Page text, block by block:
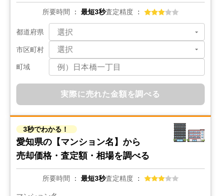
状態:更地 土地面積:295㎡
1,200 2022年12月
岐阜県各務原市蘇原瑞穂町一丁目
状態:古家あり 土地面積:228㎡
1,800万円 2022年12月
愛知県豊明市栄町
1,900
所要時間 最短3秒査定精度
都道府県
市区町村
町域
実際に売れた金額を調べる
3秒でわかる！
愛知県の 【マンション名】から
売却価格・査定額・相場を調べる
所要時間 最短3秒査定精度